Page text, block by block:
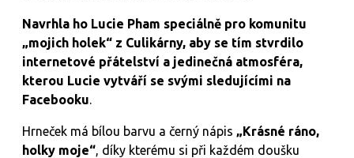
Navrhla ho Lucie Pham speciálně pro komunitu
„mojich holek“ z Culikárny, aby se tím stvrdilo
internetové přátelství a jedinečná atmosféra,
kterou Lucie vytváří se svými sledujícími na
Facebooku.
Hrneček má bílou barvu a černý nápis „Krásné ráno,
holky moje“, díky kterému si při každém doušku